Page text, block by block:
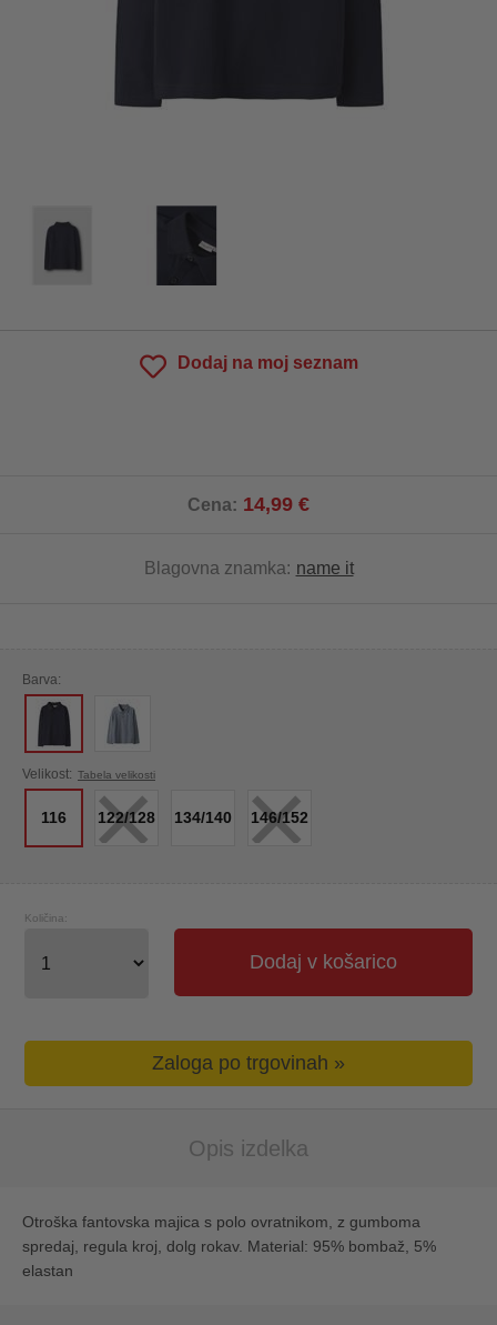
Dodaj na moj seznam
Cena: 14,99 €
Blagovna znamka: name it
Barva:
Velikost: Tabela velikosti
116 122/128
× 134/140 146/152
×
Dodaj v košarico
Količina:
Zaloga po trgovinah »
Opis izdelka
Otroška fantovska majica s polo ovratnikom, z gumboma
spredaj, regula kroj, dolg rokav. Material: 95% bombaž, 5%
elastan